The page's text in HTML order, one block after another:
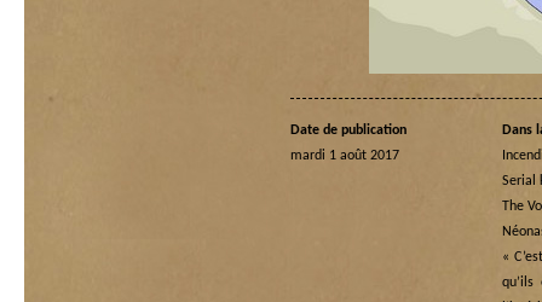
Date de publication
mardi 1 août 2017
Dans
Serial
The
«